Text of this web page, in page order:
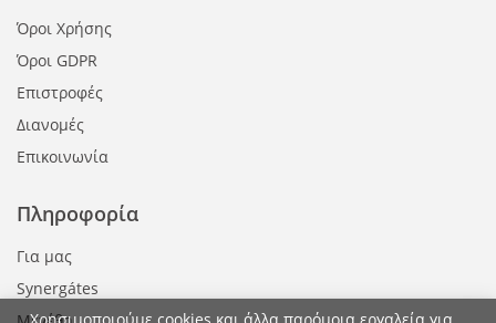
Πληροφορία
Για μας
Synergátes
Όροι Χρήσης
Όροι GDPR
Επιστροφές
Διανομές
Επικοινωνία